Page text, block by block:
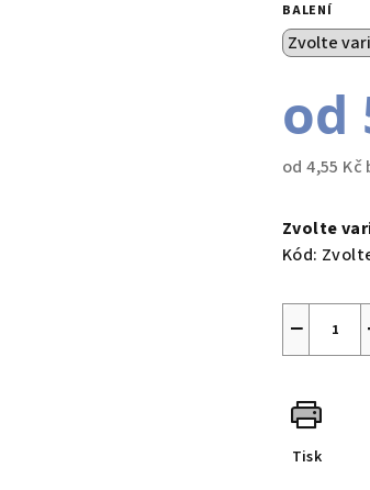
BALENÍ
od
od4,55 Kč
cena:
Zvolte
Kód:
−
Tisk